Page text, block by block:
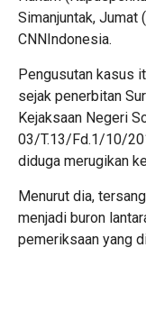
Simanjuntak,
CNNIndonesia.
Pengusutan kasus
sejak penerbitan
Kejaksaan Negeri
03/T.13/Fd.1/10/
diduga merugikan
Menurut dia,
menjadi buron
pemeriksaan yang